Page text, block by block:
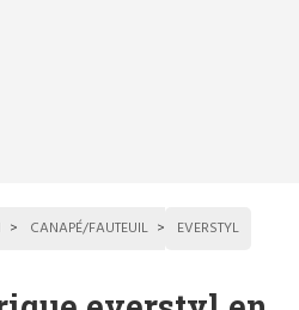
CANAPÉ/FAUTEUIL EVERSTYL